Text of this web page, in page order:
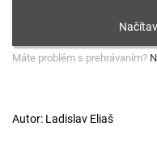
Máte problém s prehrávaním?
Autor: Ladislav Eliaš